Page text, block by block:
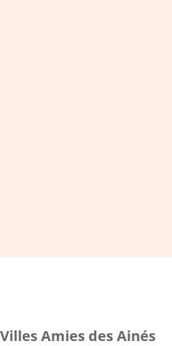
Amies des Ainés